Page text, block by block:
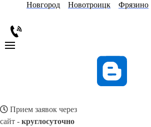
Новгород
Новотроицк Фрязино
Прием заявок через
сайт - круглосуточно